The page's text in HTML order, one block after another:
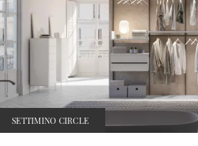
SETTIMINO CIRCLE